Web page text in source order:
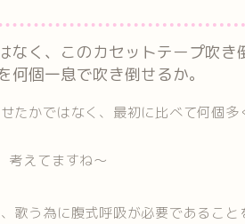
く、このカセットテープ吹き
個一息で吹き倒せるか。
たかではなく、最初に比べて何個多
考えてますね～
う為に腹式呼吸が必要であること